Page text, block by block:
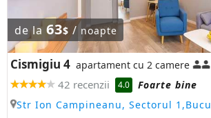
de la 63$ / noapte
Cismigiu 4 apartament cu 2 camere
42 recenzii 4.0
Foarte bine
Str Ion Campineanu, Sectorul